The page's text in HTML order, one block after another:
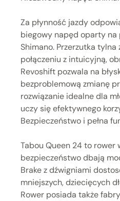
Za płynność jazdy
biegowy napęd oparty na
Shimano. Przerzutka
połączeniu z intuicyjną,
Revoshift pozwala na
bezproblemową zmianę
rozwiązanie idealne dla
uczy się efektywnego
Bezpieczeństwo i pełna
Tabou Queen 24 to rower
bezpieczeństwo dbają
Brake z dźwigniami
mniejszych, dziecięcych
Rower posiada także